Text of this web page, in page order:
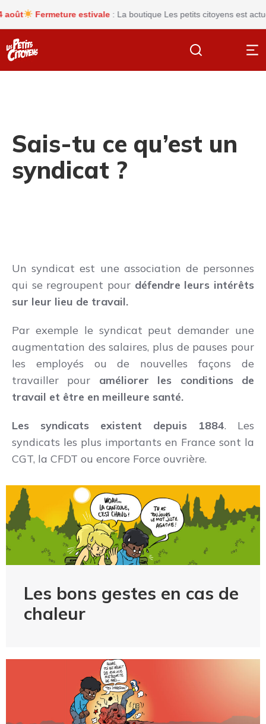
Fermeture estivale: La boutique Les petits citoyens est
Sais-tu ce qu’est un
syndicat ?
Un syndicat est une association de personnes
qui se regroupent pour défendre leurs intérêts
sur leur lieu de travail.
Par exemple le syndicat peut demander une
augmentation des salaires, plus de pauses pour
les employés ou de nouvelles façons de
travailler pour améliorer les conditions de
travail et être en meilleure santé.
Les syndicats existent depuis 1884. Les
syndicats les plus importants en France sont la
CGT, la CFDT ou encore Force ouvrière.
Les bons gestes en cas de
chaleur